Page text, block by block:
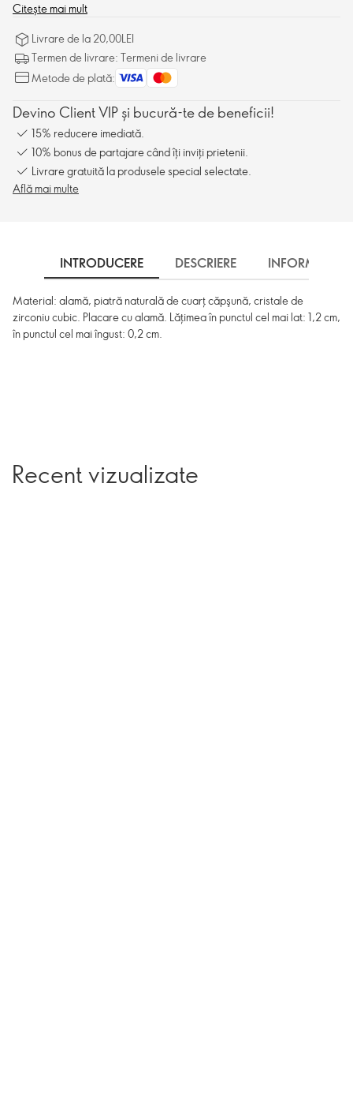
Citește mai mult
Livrare de la 20,00LEI
Termen de livrare: Termeni de livrare
Metode de plată:
Devino Client VIP și bucură-te de beneficii!
15% reducere imediată.
10% bonus de partajare când îți inviți prietenii.
Livrare gratuită la produsele special selectate.
Află mai multe
INTRODUCERE DESCRIERE INFORMARE
Material: alamă, piatră naturală de cuarţ căpşună, cristale de
zirconiu cubic. Placare cu alamă. Lățimea în punctul cel mai lat: 1,2 cm,
în punctul cel mai îngust: 0,2 cm.
Recent vizualizate